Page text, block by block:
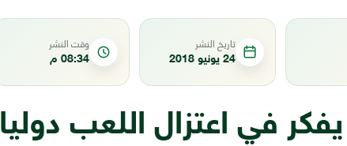
تاريخ النشر
24 يونيو 2018
وقت النشر
08:34 م
في اعتزال اللعب دوليا